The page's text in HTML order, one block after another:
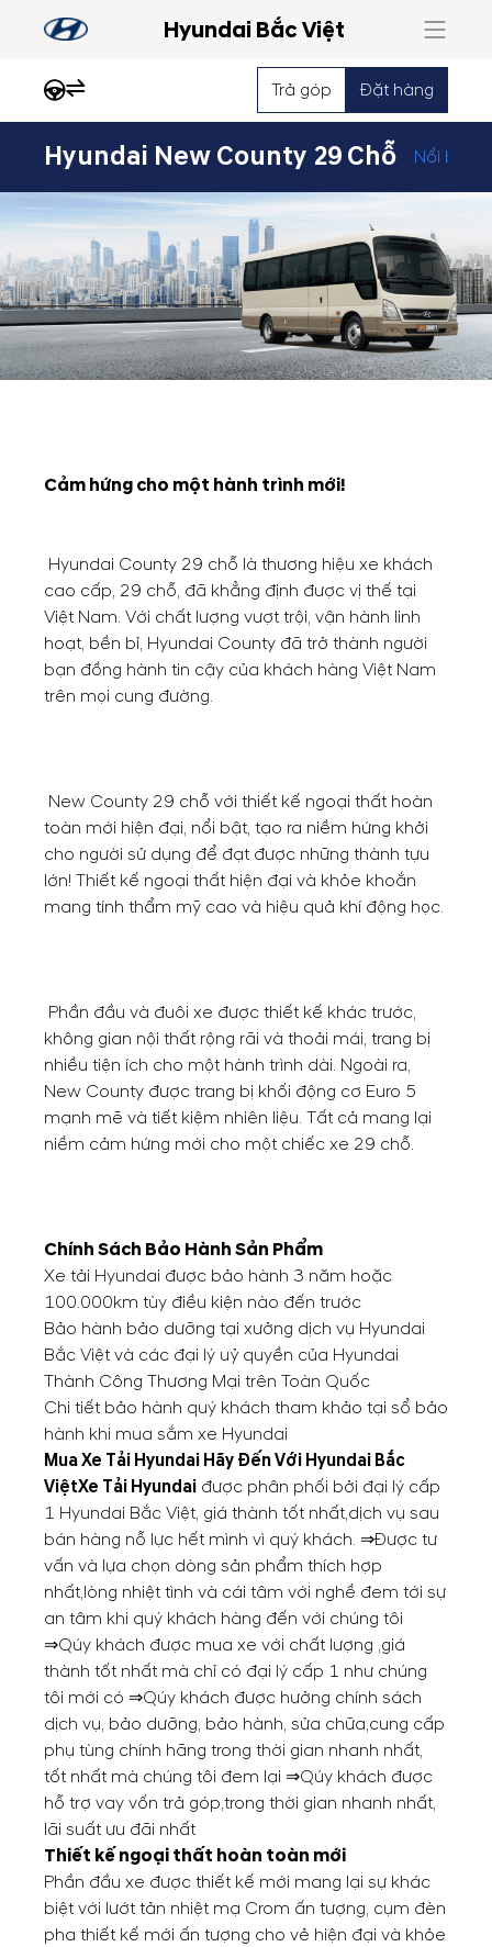
Hyundai Bắc Việt
Trả góp Đặt hàng
Hyundai New County 29 Chỗ Nổi bật
Cảm hứng cho một hành trình mới!
Hyundai County 29 chỗ là thương hiệu xe khách
cao cấp, 29 chỗ, đã khẳng định được vị thế tại
Việt Nam. Với chất lượng vượt trội, vận hành linh
hoạt, bền bỉ, Hyundai County đã trở thành người
bạn đồng hành tin cậy của khách hàng Việt Nam
trên mọi cung đường.
New County 29 chỗ với thiết kế ngoại thất hoàn
toàn mới hiện đại, nổi bật, tạo ra niềm hứng khởi
cho người sử dụng để đạt được những thành tựu
lớn! Thiết kế ngoại thất hiện đại và khỏe khoắn
mang tính thẩm mỹ cao và hiệu quả khí động học.
Phần đầu và đuôi xe được thiết kế khác trước,
không gian nội thất rộng rãi và thoải mái, trang bị
nhiều tiện ích cho một hành trình dài. Ngoài ra,
New County được trang bị khối động cơ Euro 5
mạnh mẽ và tiết kiệm nhiên liệu. Tất cả mang lại
niềm cảm hứng mới cho một chiếc xe 29 chỗ.
Chính Sách Bảo Hành Sản Phẩm
Xe tải Hyundai được bảo hành 3 năm hoặc
100.000km tùy điều kiện nào đến trước
Bảo hành bảo dưỡng tại xưởng dịch vụ Hyundai
Bắc Việt và các đại lý uỷ quyền của Hyundai
Thành Công Thương Mại trên Toàn Quốc
Chi tiết bảo hành quý khách tham khảo tại sổ bảo
hành khi mua sắm xe Hyundai
Mua Xe Tải Hyundai Hãy Đến Với Hyundai Bắc
ViệtXe Tải Hyundai được phân phối bởi đại lý cấp
1 Hyundai Bắc Việt, giá thành tốt nhất,dịch vụ sau
bán hàng nỗ lực hết mình vì quý khách. ⇒Được tư
vấn và lựa chọn dòng sản phẩm thích hợp
nhất,lòng nhiệt tình và cái tâm với nghề đem tới sự
an tâm khi quý khách hàng đến với chúng tôi
⇒Qúy khách được mua xe với chất lượng ,giá
thành tốt nhất mà chỉ có đại lý cấp 1 như chúng
tôi mới có ⇒Qúy khách được hưởng chính sách
dịch vụ, bảo dưỡng, bảo hành, sửa chữa,cung cấp
phụ tùng chính hãng trong thời gian nhanh nhất,
tốt nhất mà chúng tôi đem lại ⇒Qúy khách được
hỗ trợ vay vốn trả góp,trong thời gian nhanh nhất,
lãi suất ưu đãi nhất
Thiết kế ngoại thất hoàn toàn mới
Phần đầu xe được thiết kế mới mang lại sự khác
biệt với lướt tản nhiệt mạ Crom ấn tượng, cụm đèn
pha thiết kế mới ấn tượng cho vẻ hiện đại và khỏe